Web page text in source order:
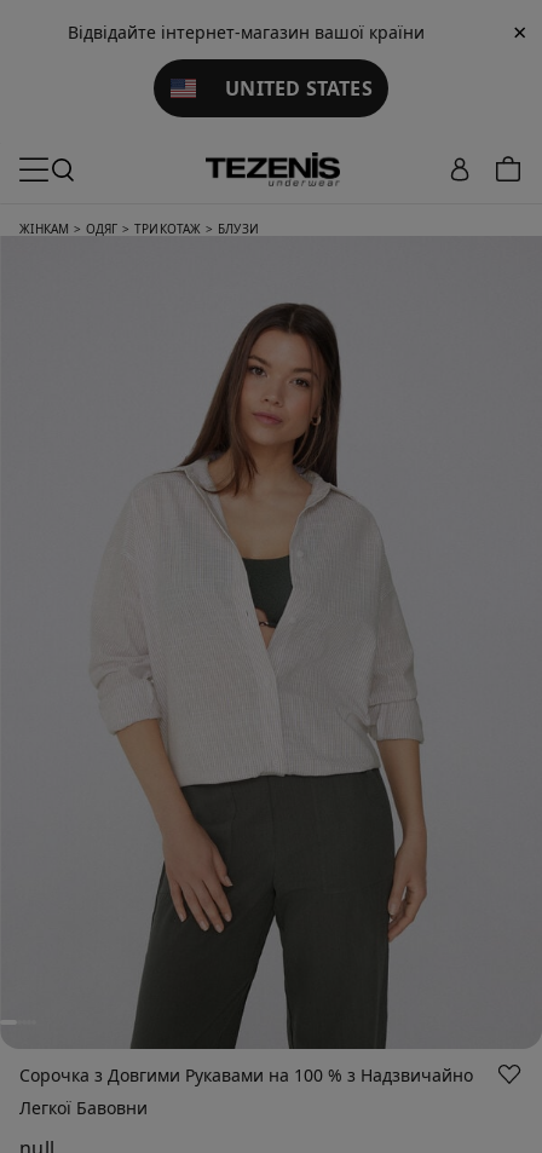
Відвідайте інтернет-магазин вашої країни
UNITED STATES
×
ЖІНКАМ > ОДЯГ > ТРИКОТАЖ > БЛУЗИ
Сорочка з Довгими Рукавами на 100 % з Надзвичайно
Легкої Бавовни